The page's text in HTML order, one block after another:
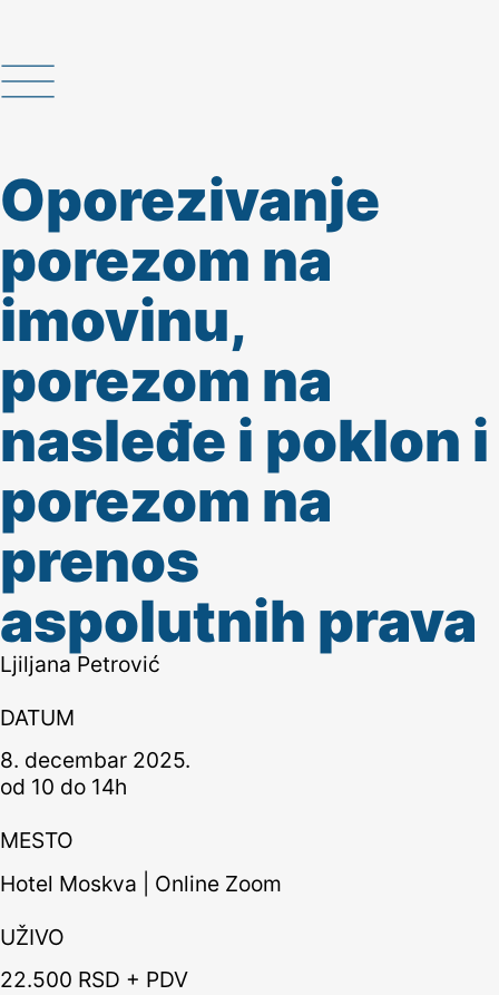
Oporezivanje
porezom na
imovinu,
porezom na
nasleđe i poklon i
porezom na
prenos
aspolutnih prava
Ljiljana Petrović
DATUM
8. decembar 2025.
od 10 do 14h
MESTO
Hotel Moskva | Online Zoom
UŽIVO
22.500 RSD + PDV